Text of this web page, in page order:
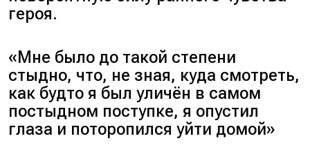
героя.
«Мне было до такой степени
стыдно, что, не зная, куда смотреть,
как будто я был уличён в самом
постыдном поступке, я опустил
глаза и поторопился уйти домой»